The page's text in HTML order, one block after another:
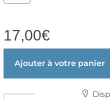
17,00€
Ajouter à votre panier